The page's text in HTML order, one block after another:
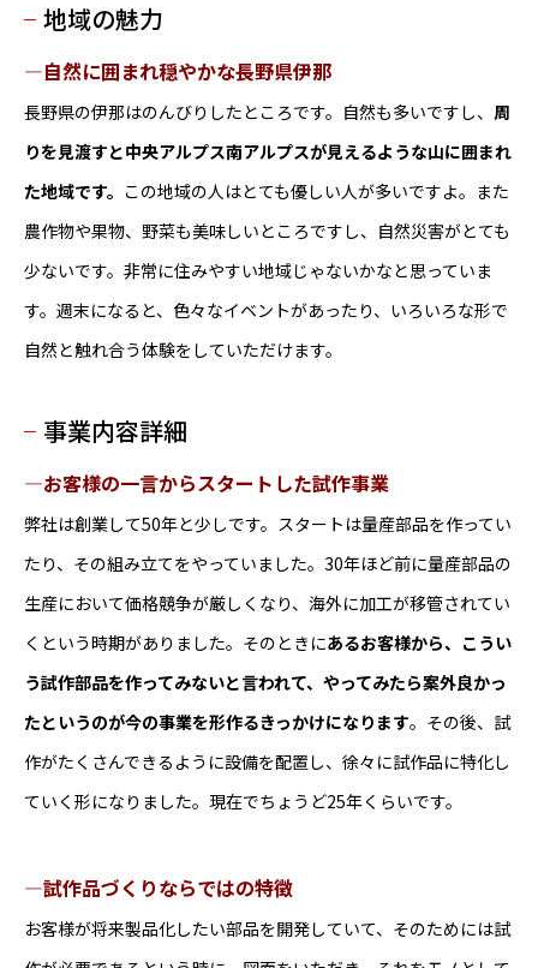
地域の魅力
―自然に囲まれ穏やかな長野県伊那
長野県の伊那はのんびりしたところです。自然も多いですし、 周
りを見渡すと中央アルプス南アルプスが見えるような山に囲まれ
た地域です。 この地域の人はとても優しい人が多いですよ。また
農作物や果物、野菜も美味しいところですし、自然災害がとても
少ないです。非常に住みやすい地域じゃないかなと思っていま
す。週末になると、色々なイベントがあったり、いろいろな形で
自然と触れ合う体験をしていただけます。
事業内容詳細
―お客様の一言からスタートした試作事業
弊社は創業して50年と少しです。スタートは量産部品を作ってい
たり、その組み立てをやっていました。30年ほど前に量産部品の
生産において価格競争が厳しくなり、海外に加工が移管されてい
くという時期がありました。そのときにあるお客様から、こうい
う試作部品を作ってみないと言われて、やってみたら案外良かっ
たというのが今の事業を形作るきっかけになります。その後、試
作がたくさんできるように設備を配置し、徐々に試作品に特化し
ていく形になりました。現在でちょうど25年くらいです。
―試作品づくりならではの特徴
お客様が将来製品化したい部品を開発していて、そのためには試